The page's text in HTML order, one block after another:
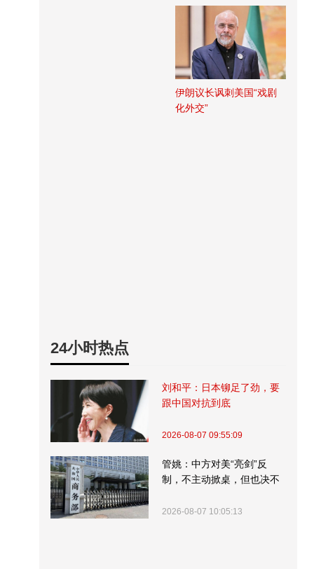
伊朗议长讽刺美国“戏剧
化外交”
24小时热点
刘和平：日本铆足了劲，要
跟中国对抗到底
2026-08-07 09:55:09
管姚：中方对美“亮剑”反
制，不主动掀桌，但也决不
2026-08-07 10:05:13